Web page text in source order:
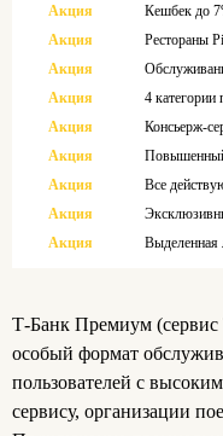
Акция
Акция
Акция
Акция
Акция
Акция
Акция
Акция
Акция
Т‑Банк Премиум (сервис
особый формат
пользователей с
сервису, организации